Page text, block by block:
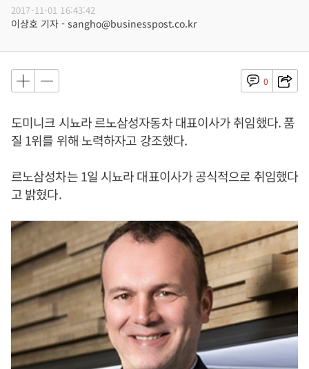
2017-11-01 16:43:42
이상호 기자 - sangho@businesspost.co.kr
0
도미니크 시뇨라 르노삼성자동차 대표이사가 취임했다. 품
질 1위를 위해 노력하자고 강조했다.
르노삼성차는 1일 시뇨라 대표이사가 공식적으로 취임했다
고 밝혔다.